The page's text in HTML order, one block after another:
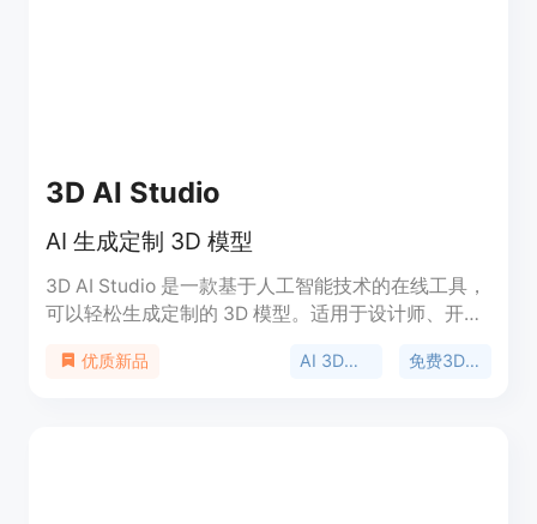
3D AI Studio
AI 生成定制 3D 模型
3D AI Studio 是一款基于人工智能技术的在线工具，
可以轻松生成定制的 3D 模型。适用于设计师、开发
过AI生成器快速创建3D模型，并以FBX、GLB或
优质新品 AI 3D模型生成 免费3D模型